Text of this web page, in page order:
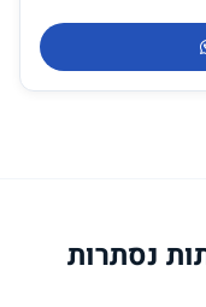
נסתרות